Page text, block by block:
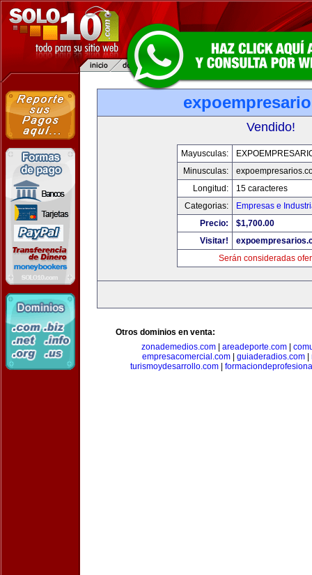
Vendido!
Mayusculas:
Minusculas:
Longitud:
15 caracteres
Categorias:
Empresas e
Precio:
$1,700.00
Visitar!
Serán consideradas
Otros dominios en venta:
zonademedios.com| areadeporte.com|
empresacomercial.com| guiaderadios.com|
turismoydesarrollo.com|